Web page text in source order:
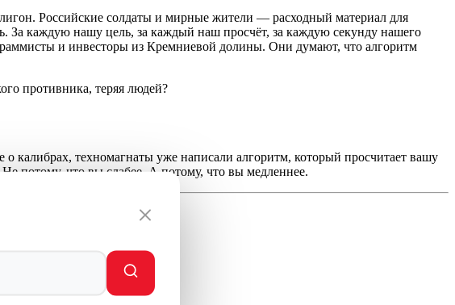
Российские солдаты и мирные жители — расходный материал для
За каждую нашу цель, за каждый наш просчёт, за каждую секунду нашего
и инвесторы из Кремниевой долины. Они думают, что алгоритм
противника, теряя людей?
калибрах, техномагнаты уже написали алгоритм, который просчитает вашу
потому, что вы слабее. А потому, что вы медленнее.